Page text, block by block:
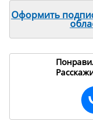
Оформить